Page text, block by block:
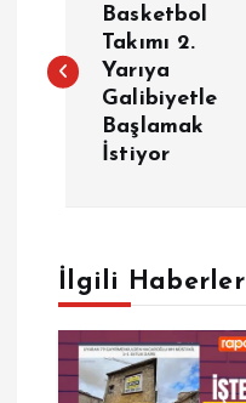
z
e
z
Basketbol
Takımı 2.
Yarıya
Galibiyetle
Başlamak
İstiyor
İlgili Haberler